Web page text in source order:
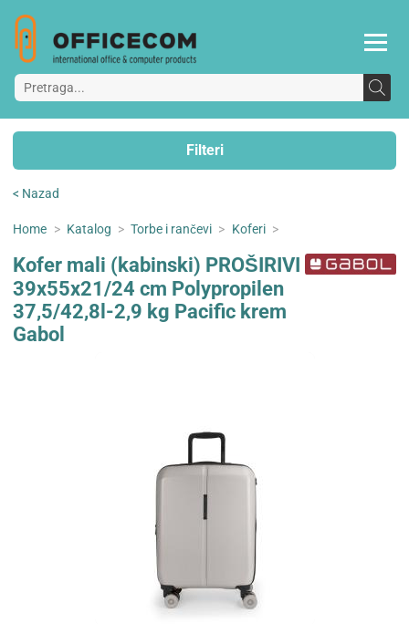
Filteri
< Nazad
Home > Katalog > Torbe i rančevi > Koferi >
Kofer mali (kabinski) PROŠIRIVI
39x55x21/24 cm Polypropilen
37,5/42,8l-2,9 kg Pacific krem
Gabol